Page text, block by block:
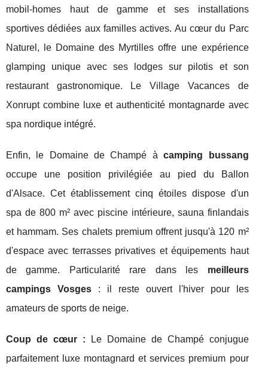
mobil-homes haut de gamme et ses installations
sportives dédiées aux familles actives. Au cœur du Parc
Naturel, le Domaine des Myrtilles offre une expérience
glamping unique avec ses lodges sur pilotis et son
restaurant gastronomique. Le Village Vacances de
Xonrupt combine luxe et authenticité montagnarde avec
spa nordique intégré.
Enfin, le Domaine de Champé àcamping bussang
occupe une position privilégiée au pied du Ballon
d'Alsace. Cet établissement cinq étoiles dispose d'un
spa de 800 m² avec piscine intérieure, sauna finlandais
et hammam. Ses chalets premium offrent jusqu'à 120 m²
d'espace avec terrasses privatives et équipements haut
de gamme. Particularité rare dans les meilleurs
campings Vosges: il reste ouvert l'hiver pour les
amateurs de sports de neige.
Coup de cœur : Le Domaine de Champé conjugue
parfaitement luxe montagnard et services premium pour